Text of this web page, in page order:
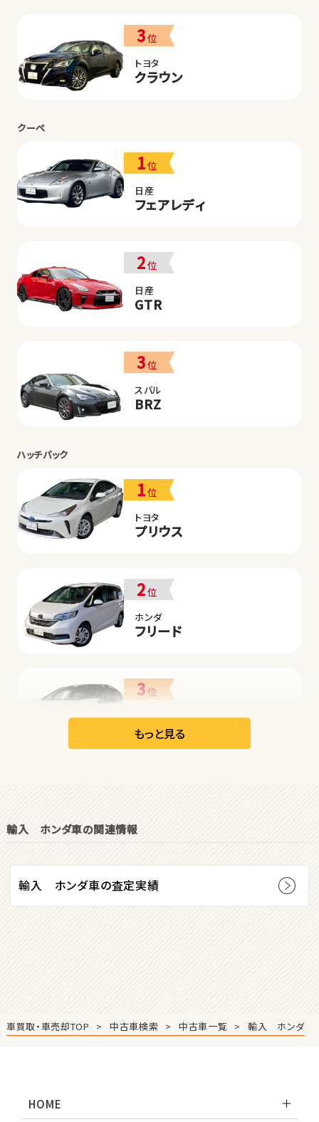
3位
トヨタ
クラウン
クーペ
1位
日産
フェアレディ
2位
日産
GTR
3位
スバル
BRZ
ハッチバック
1位
トヨタ
プリウス
2位
ホンダ
フリード
3位
日産
リーフ
ダイハツ
ステーションワゴン
もっと見る
輸入 ホンダ車の関連情報
輸入 ホンダ車の査定実績
車買取・車売却TOP 中古車検索 中古車一覧 輸入 ホンダ
HOME